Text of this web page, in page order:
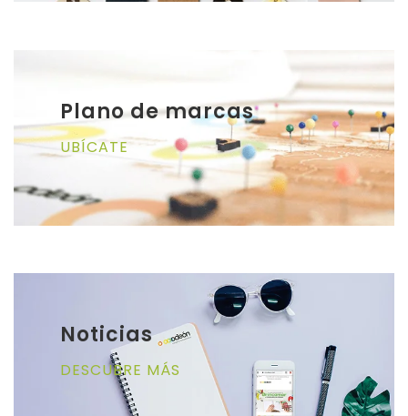
Plano de marcas
UBÍCATE
Noticias
DESCUBRE MÁS